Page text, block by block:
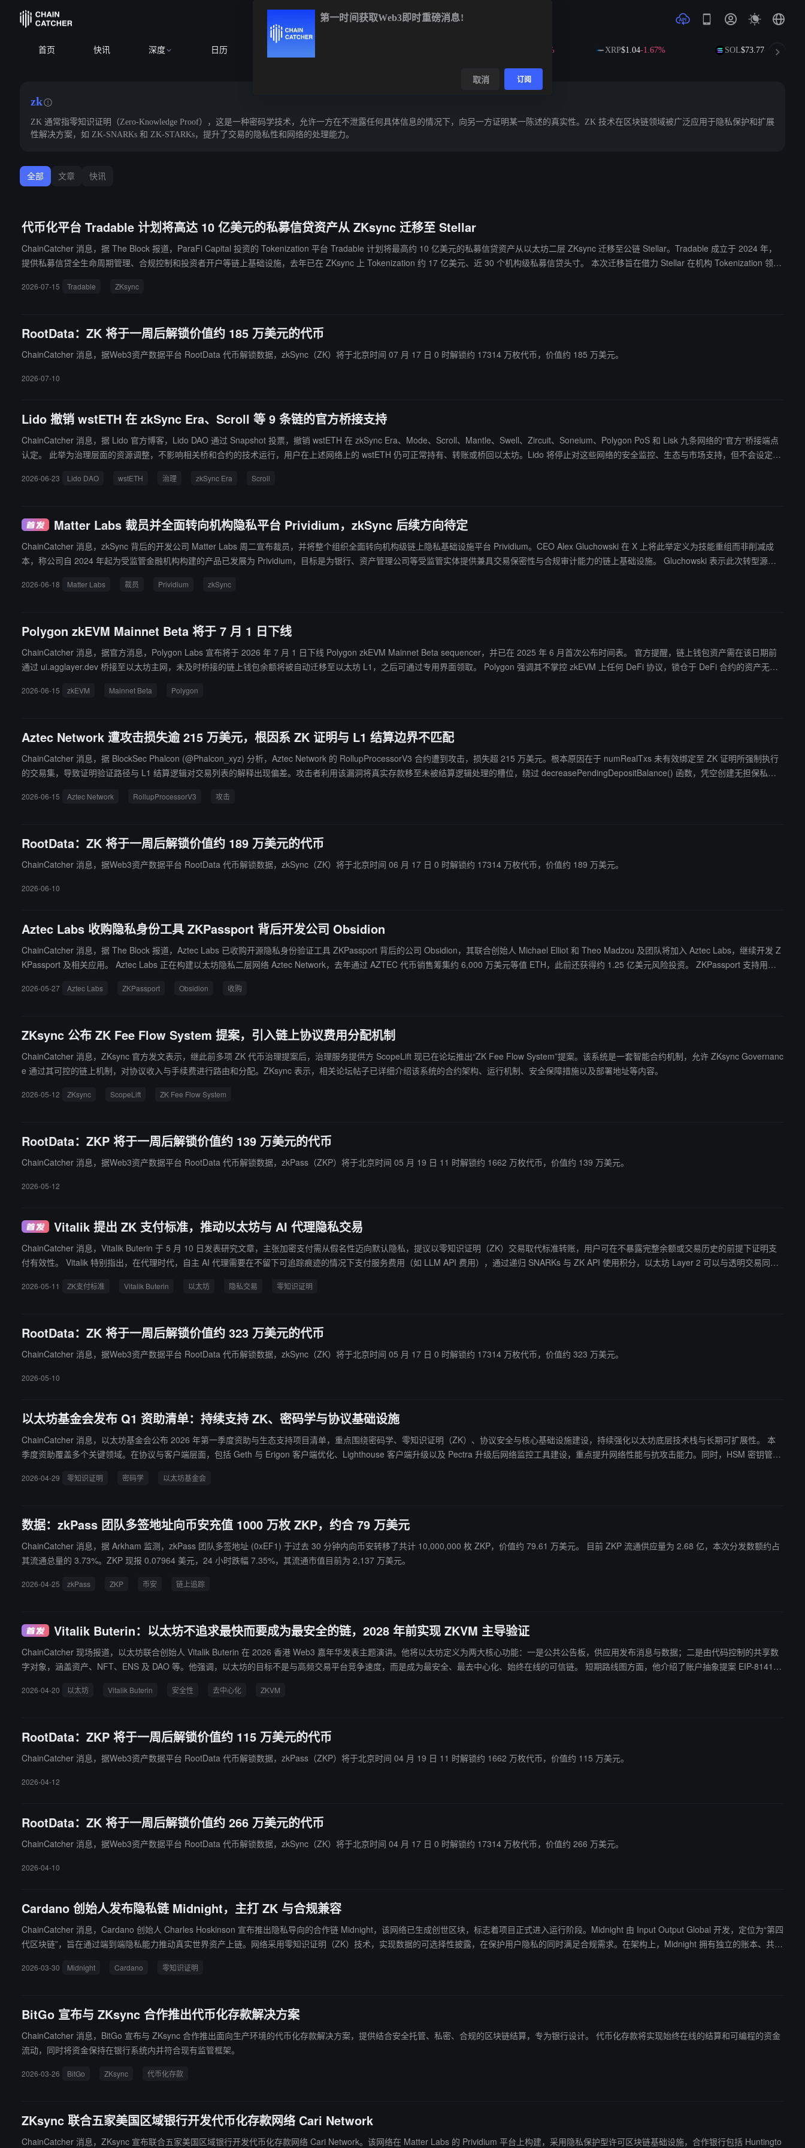
首页 快讯 深度 日历BTC XRP$1.04-1.67% SOL$73.77-0.34%
zk
ZK 通常指零知识证明（Zero-Knowledge Proof），这是一种密码学技术，允许一方在不泄露任何具体信息的情况下，向另一方证明某一陈述的真实性。ZK 技术在区块链领域被广泛应用于隐私保护和扩展
性解决方案，如 ZK-SNARKs 和 ZK-STARKs，提升了交易的隐私性和网络的处理能力。
全部 文章 快讯
代币化平台 Tradable 计划将高达 10 亿美元的私募信贷资产从 ZKsync 迁移至 Stellar
ChainCatcher 消息，据 The Block 报道，ParaFi Capital 投资的 Tokenization 平台 Tradable 计划将最高约 10 亿美元的私募信贷资产从以太坊二层 ZKsync 迁移至公链 Stellar。Tradable 成立于 2024 年，
提供私募信贷全生命周期管理、合规控制和投资者开户等链上基础设施，去年已在 ZKsync 上 Tokenization 约 17 亿美元、近 30 个机构级私募信贷头寸。 本次迁移旨在借力 Stellar 在机构 Tokenization 领域
2026-07-15 Tradable ZKsync
RootData：ZK 将于一周后解锁价值约 185 万美元的代币
ChainCatcher 消息，据Web3资产数据平台 RootData 代币解锁数据，zkSync（ZK）将于北京时间 07 月 17 日 0 时解锁约 17314 万枚代币，价值约 185 万美元。
2026-07-10
Lido 撤销 wstETH 在 zkSync Era、Scroll 等 9 条链的官方桥接支持
ChainCatcher 消息，据 Lido 官方博客，Lido DAO 通过 Snapshot 投票，撤销 wstETH 在 zkSync Era、Mode、Scroll、Mantle、Swell、Zircuit、Soneium、Polygon PoS 和 Lisk 九条网络的“官方”桥接端点
认定。 此举为治理层面的资源调整，不影响相关桥和合约的技术运行，用户在上述网络上的 wstETH 仍可正常持有、转账或桥回以太坊。Lido 将停止对这些网络的安全监控、生态与市场支持，但不会设定迁
2026-06-23 Lido DAO wstETH 治理 zkSync Era Scroll
Matter Labs 裁员并全面转向机构隐私平台 Prividium，zkSync 后续方向待定
ChainCatcher 消息，zkSync 背后的开发公司 Matter Labs 周二宣布裁员，并将整个组织全面转向机构级链上隐私基础设施平台 Prividium。CEO Alex Gluchowski 在 X 上将此举定义为技能重组而非削减成
本，称公司自 2024 年起为受监管金融机构构建的产品已发展为 Prividium，目标是为银行、资产管理公司等受监管实体提供兼具交易保密性与合规审计能力的链上基础设施。 Gluchowski 表示此次转型源于
项目已相继关闭，通用型水平平台面临寻找可防御垂直领域的压力。截至发稿，Matter Labs 尚未就 zkSync 网络及 ZK 代币的未来做出任何表态。
2026-06-18 Matter Labs 裁员 Prividium zkSync
Polygon zkEVM Mainnet Beta 将于 7 月 1 日下线
ChainCatcher 消息，据官方消息，Polygon Labs 宣布将于 2026 年 7 月 1 日下线 Polygon zkEVM Mainnet Beta sequencer，并已在 2025 年 6 月首次公布时间表。 官方提醒，链上钱包资产需在该日期前
通过 ui.agglayer.dev 桥接至以太坊主网，未及时桥接的链上钱包余额将被自动迁移至以太坊 L1，之后可通过专用界面领取。 Polygon 强调其不掌控 zkEVM 上任何 DeFi 协议，锁仓于 DeFi 合约的资产无法
2026-06-15 zkEVM Mainnet Beta Polygon
Aztec Network 遭攻击损失逾 215 万美元，根因系 ZK 证明与 L1 结算边界不匹配
ChainCatcher 消息，据 BlockSec Phalcon (@Phalcon_xyz) 分析，Aztec Network 的 RollupProcessorV3 合约遭到攻击，损失超 215 万美元。根本原因在于 numRealTxs 未有效绑定至 ZK 证明所强制执行
的交易集，导致证明验证路径与 L1 结算逻辑对交易列表的解释出现偏差。攻击者利用该漏洞将真实存款移至未被结算逻辑处理的槽位，绕过 decreasePendingDepositBalance() 函数，凭空创建无担保私人
2026-06-15 Aztec Network RollupProcessorV3 攻击
RootData：ZK 将于一周后解锁价值约 189 万美元的代币
ChainCatcher 消息，据Web3资产数据平台 RootData 代币解锁数据，zkSync（ZK）将于北京时间 06 月 17 日 0 时解锁约 17314 万枚代币，价值约 189 万美元。
2026-06-10
Aztec Labs 收购隐私身份工具 ZKPassport 背后开发公司 Obsidion
ChainCatcher 消息，据 The Block 报道，Aztec Labs 已收购开源隐私身份验证工具 ZKPassport 背后的公司 Obsidion，其联合创始人 Michael Elliot 和 Theo Madzou 及团队将加入 Aztec Labs，继续开发 Z
KPassport 及相关应用。 Aztec Labs 正在构建以太坊隐私二层网络 Aztec Network，去年通过 AZTEC 代币销售筹集约 6,000 万美元等值 ETH，此前还获得约 1.25 亿美元风险投资。 ZKPassport 支持用户
保持 ZKPassport 协议与 iOS 应用开源。
2026-05-27 Aztec Labs ZKPassport Obsidion 收购
ZKsync 公布 ZK Fee Flow System 提案，引入链上协议费用分配机制
ChainCatcher 消息，ZKsync 官方发文表示，继此前多项 ZK 代币治理提案后，治理服务提供方 ScopeLift 现已在论坛推出“ZK Fee Flow System”提案。该系统是一套智能合约机制，允许 ZKsync Governanc
e 通过其可控的链上机制，对协议收入与手续费进行路由和分配。ZKsync 表示，相关论坛帖子已详细介绍该系统的合约架构、运行机制、安全保障措施以及部署地址等内容。
2026-05-12 ZKsync ScopeLift ZK Fee Flow System
RootData：ZKP 将于一周后解锁价值约 139 万美元的代币
ChainCatcher 消息，据Web3资产数据平台 RootData 代币解锁数据，zkPass（ZKP）将于北京时间 05 月 19 日 11 时解锁约 1662 万枚代币，价值约 139 万美元。
2026-05-12
Vitalik 提出 ZK 支付标准，推动以太坊与 AI 代理隐私交易
ChainCatcher 消息，Vitalik Buterin 于 5 月 10 日发表研究文章，主张加密支付需从假名性迈向默认隐私，提议以零知识证明（ZK）交易取代标准转账，用户可在不暴露完整余额或交易历史的前提下证明支
付有效性。 Vitalik 特别指出，在代理时代，自主 AI 代理需要在不留下可追踪痕迹的情况下支付服务费用（如 LLM API 费用），通过递归 SNARKs 与 ZK API 使用积分，以太坊 Layer 2 可以与透明交易同等
是阻碍加密支付取代传统支付的主要障碍，ZK 支付标准旨在使隐私成为默认功能。
2026-05-11 ZK支付标准 Vitalik Buterin 以太坊 隐私交易 零知识证明
RootData：ZK 将于一周后解锁价值约 323 万美元的代币
ChainCatcher 消息，据Web3资产数据平台 RootData 代币解锁数据，zkSync（ZK）将于北京时间 05 月 17 日 0 时解锁约 17314 万枚代币，价值约 323 万美元。
2026-05-10
以太坊基金会发布 Q1 资助清单：持续支持 ZK、密码学与协议基础设施
ChainCatcher 消息，以太坊基金会公布 2026 年第一季度资助与生态支持项目清单，重点围绕密码学、零知识证明（ZK）、协议安全与核心基础设施建设，持续强化以太坊底层技术栈与长期可扩展性。 本
季度资助覆盖多个关键领域。在协议与客户端层面，包括 Geth 与 Erigon 客户端优化、Lighthouse 客户端升级以及 Pectra 升级后网络监控工具建设，重点提升网络性能与抗攻击能力。同时，HSM 密钥管
抗量子与同态混合加密探索，以及 RISC-V zkVM 形式化验证等项目，进一步强化零知识证明与密码学基础设施安全边界。 在开发者生态方面，BuidlGuidl 教育体系升级、ERC 标准社区建设、WalletConnect
程”三大核心方向的长期投入，强调通过基础设施与标准化建设支撑未来多层扩展与机构级应用落地。
2026-04-29 零知识证明 密码学 以太坊基金会
数据：zkPass 团队多签地址向币安充值 1000 万枚 ZKP，约合 79 万美元
ChainCatcher 消息，据 Arkham 监测，zkPass 团队多签地址 (0xEF1) 于过去 30 分钟内向币安转移了共计 10,000,000 枚 ZKP，价值约 79.61 万美元。 目前 ZKP 流通供应量为 2.68 亿，本次分发数额约占
其流通总量的 3.73%。ZKP 现报 0.07964 美元，24 小时跌幅 7.35%，其流通市值目前为 2,137 万美元。
2026-04-25 zkPass ZKP 币安 链上追踪
Vitalik Buterin：以太坊不追求最快而要成为最安全的链，2028 年前实现 ZKVM 主导验证
ChainCatcher 现场报道，以太坊联合创始人 Vitalik Buterin 在 2026 香港 Web3 嘉年华发表主题演讲。他将以太坊定义为两大核心功能：一是公共公告板，供应用发布消息与数据；二是由代码控制的共享数
字对象，涵盖资产、NFT、ENS 及 DAO 等。他强调，以太坊的目标不是与高频交易平台竞争速度，而是成为最安全、最去中心化、始终在线的可信链。 短期路线图方面，他介绍了账户抽象提案 EIP-8141，
目标是确保其安全性，计划从小比例网络开始部署，到 2028 年成为验证链的主要方式，使以太坊在不牺牲去中心化的前提下大幅扩容。长期愿景方面，以太坊正积极利用 AI 生成数学证明来形式化验证软件
2026-04-20 以太坊 Vitalik Buterin 安全性 去中心化 ZKVM
RootData：ZKP 将于一周后解锁价值约 115 万美元的代币
ChainCatcher 消息，据Web3资产数据平台 RootData 代币解锁数据，zkPass（ZKP）将于北京时间 04 月 19 日 11 时解锁约 1662 万枚代币，价值约 115 万美元。
2026-04-12
RootData：ZK 将于一周后解锁价值约 266 万美元的代币
ChainCatcher 消息，据Web3资产数据平台 RootData 代币解锁数据，zkSync（ZK）将于北京时间 04 月 17 日 0 时解锁约 17314 万枚代币，价值约 266 万美元。
2026-04-10
Cardano 创始人发布隐私链 Midnight，主打 ZK 与合规兼容
ChainCatcher 消息，Cardano 创始人 Charles Hoskinson 宣布推出隐私导向的合作链 Midnight，该网络已生成创世区块，标志着项目正式进入运行阶段。Midnight 由 Input Output Global 开发，定位为“第四
代区块链”，旨在通过端到端隐私能力推动真实世界资产上链。网络采用零知识证明（ZK）技术，实现数据的可选择性披露，在保护用户隐私的同时满足合规需求。在架构上，Midnight 拥有独立的账本、共识
语言，降低开发者构建隐私应用的门槛，并采用双代币模型，以优化网络使用成本及激励机制。
2026-03-30 Midnight Cardano 零知识证明
BitGo 宣布与 ZKsync 合作推出代币化存款解决方案
ChainCatcher 消息，BitGo 宣布与 ZKsync 合作推出面向生产环境的代币化存款解决方案，提供结合安全托管、私密、合规的区块链结算，专为银行设计。 代币化存款将实现始终在线的结算和可编程的资金
流动，同时将资金保持在银行系统内并符合现有监管框架。
2026-03-26 BitGo ZKsync 代币化存款
ZKsync 联合五家美国区域银行开发代币化存款网络 Cari Network
ChainCatcher 消息，ZKsync 宣布联合五家美国区域银行开发代币化存款网络 Cari Network。该网络在 Matter Labs 的 Prividium 平台上构建，采用隐私保护型许可区块链基础设施，合作银行包括 Huntingto
第一时间获取Web3即时重磅消息!
取消 订阅